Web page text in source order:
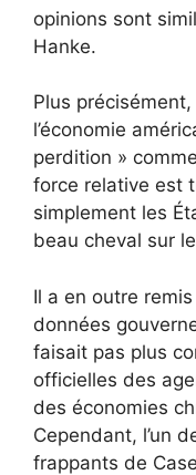
opinions sont
Hanke.
Plus
l’économie
perdition »
force relative est
simplement les
beau cheval sur
Il a en outre
données
faisait pas plus
officielles des
des économies
Cependant, l’un
frappants de